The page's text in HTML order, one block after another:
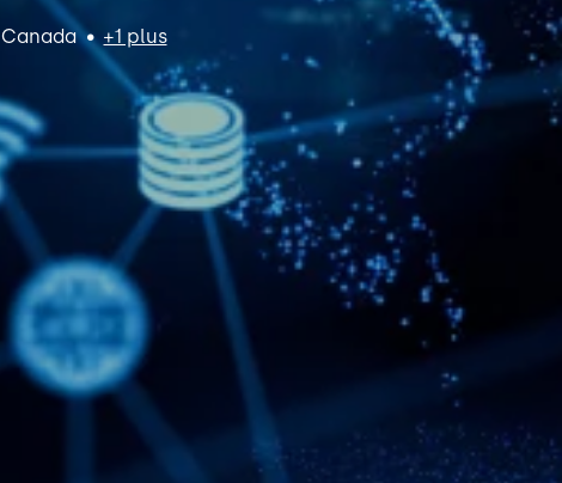
Canada • +1 plus